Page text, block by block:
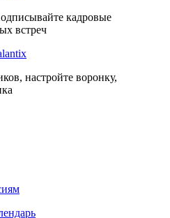
кадровые
встреч
настройте воронку,